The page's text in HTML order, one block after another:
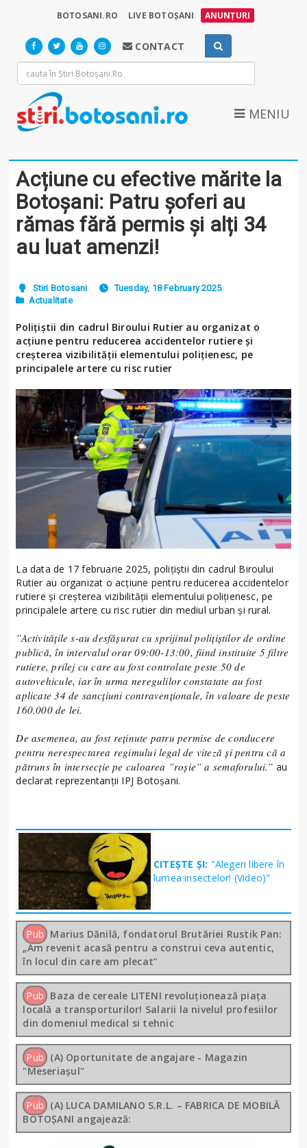
BOTOSANI.RO LIVE BOTOȘANI ANUNȚURI
CONTACT
MENIU
Acțiune cu efective mărite la
Botoșani: Patru șoferi au
rămas fără permis și alți 34
au luat amenzi!
Stiri Botosani
Tuesday, 18 February 2025
Actualitate
Polițiștii din cadrul Biroului Rutier au organizat o
acțiune pentru reducerea accidentelor rutiere și
creșterea vizibilității elementului polițienesc, pe
principalele artere cu risc rutier
La data de 17 februarie 2025, polițiștii din cadrul Biroului
Rutier au organizat o acțiune pentru reducerea accidentelor
rutiere și creșterea vizibilității elementului polițienesc, pe
principalele artere cu risc rutier din mediul urban și rural.
”Activitățile s-au desfășurat cu sprijinul polițiștilor de ordine
publică, în intervalul orar 09:00-13:00, fiind instituite 5 filtre
rutiere, prilej cu care au fost controlate peste 50 de
autovehicule, iar în urma neregulilor constatate au fost
aplicate 34 de sancțiuni contravenționale, în valoare de peste
160.000 de lei.
De asemenea, au fost reținute patru permise de conducere
pentru nerespectarea regimului legal de viteză și pentru că a
pătruns în intersecție pe culoarea ”roșie” a semaforului.” au
declarat reprezentanții IPJ Botoșani.
CITEȘTE ȘI: "Alegeri libere în
lumea insectelor! (Video)"
Pub Marius Dănilă, fondatorul Brutăriei Rustik Pan:
„Am revenit acasă pentru a construi ceva autentic,
în locul din care am plecat”
Pub Baza de cereale LITENI revoluționează piața
locală a transporturilor! Salarii la nivelul profesiilor
din domeniul medical si tehnic
Pub (A) Oportunitate de angajare - Magazin
"Meseriașul"
Pub (A) LUCA DAMILANO S.R.L. – FABRICA DE MOBILĂ
BOTOȘANI angajează: